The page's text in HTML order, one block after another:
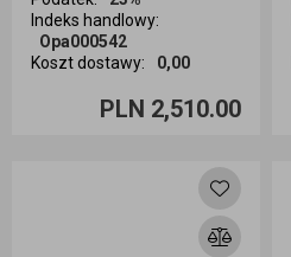
Indeks handlowy:
Opa000542
Koszt dostawy: 0,00
PLN 2,510.00
Ilość sztuk